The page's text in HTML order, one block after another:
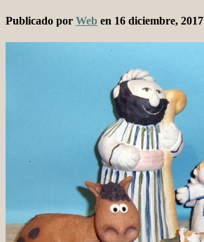
Publicado por Web en 16 diciembre, 2017